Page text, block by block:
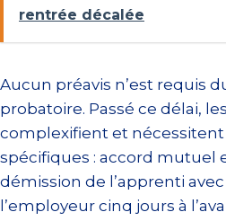
rentrée décalée
Aucun préavis n’est requis
probatoire. Passé ce délai,
complexifient et
spécifiques : accord mutuel
démission de l’apprenti
l’employeur cinq jours à